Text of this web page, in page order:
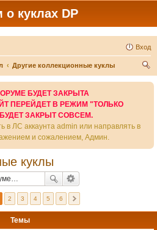
куклах DP
Вход
Другие коллекционные куклы
БУДЕТ ЗАКРЫТА
ПЕРЕЙДЕТ В РЕЖИМ "ТОЛЬКО
ЗАКРЫТ СОВСЕМ.
в ЛС аккаунта admin или направлять в
и сожалением, Админ.
куклы
2 3 4 5 6
Темы